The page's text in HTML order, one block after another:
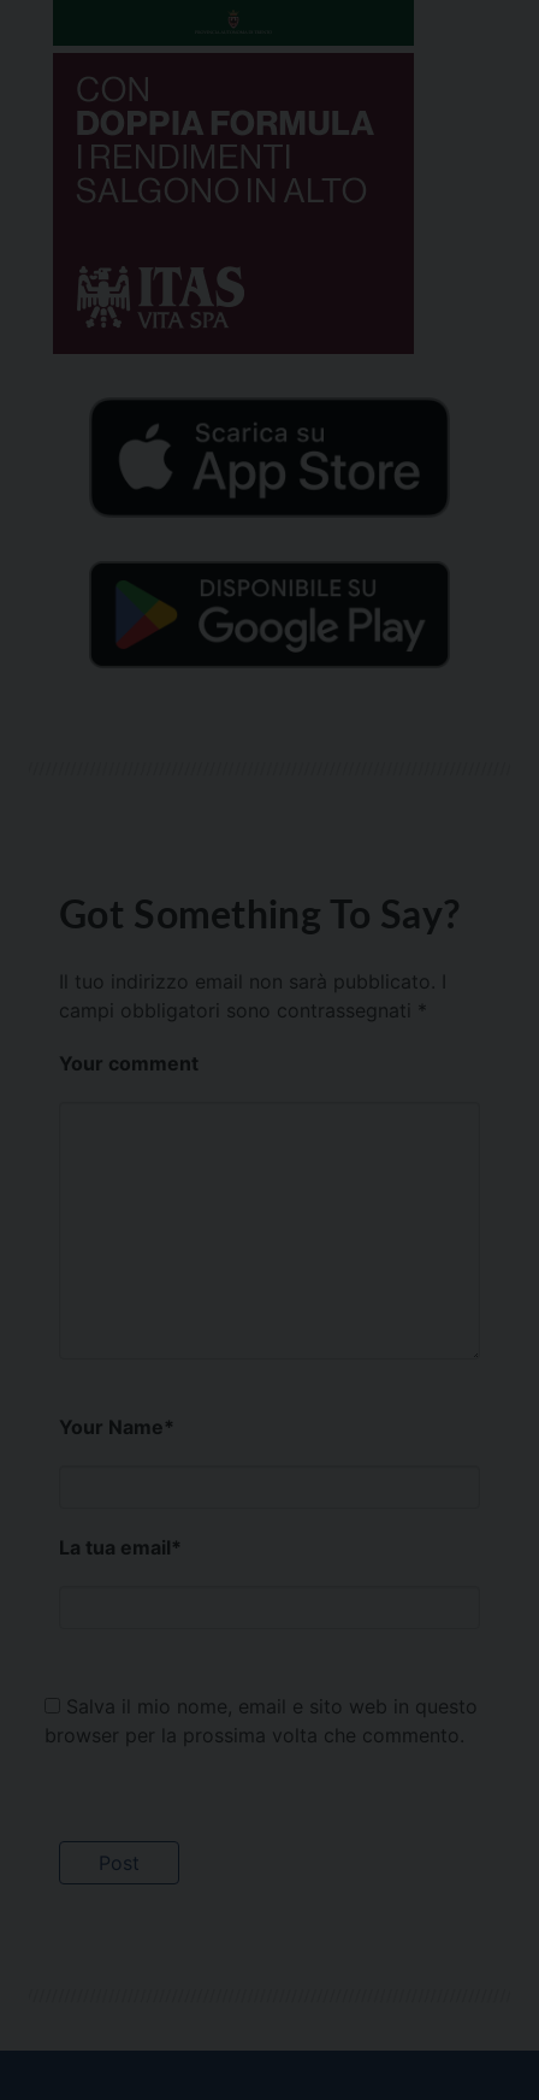
Got Something To Say?
Il tuo indirizzo email non sarà pubblicato.
campi obbligatori sono contrassegnati *
Your comment
Your Name*
La tua email*
Salva il mio nome, email e sito web in questo
browser per la prossima volta che commento.